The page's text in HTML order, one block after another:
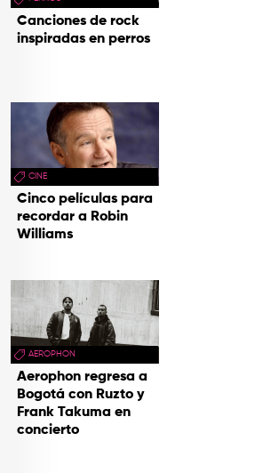
Canciones de rock
inspiradas en perros
CINE
Cinco películas para
recordar a Robin
Williams
AEROPHON
Aerophon regresa a
Bogotá con Ruzto y
Frank Takuma en
concierto